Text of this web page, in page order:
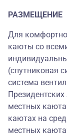
РАЗМЕЩЕНИЕ
Для
каюты со
(спутниковая
система
местных
каютах на
местных